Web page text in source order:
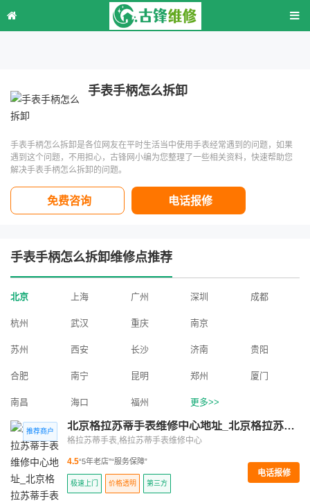
手表手柄怎么拆卸
手表手柄怎么拆卸是各位网友在平时生活当中使用手表经常遇到的问题，如果
遇到这个问题，不用担心，古锋网小编为您整理了一些相关资料，快速帮助您
解决手表手柄怎么拆卸的问题。
免费咨询 电话报修
手表手柄怎么拆卸维修点推荐
北京 上海 广州 深圳 成都
杭州 武汉 重庆 南京
苏州 西安 长沙 济南 贵阳
合肥 南宁 昆明 郑州 厦门
南昌 海口 福州 更多>>
北京格拉苏蒂手表维修中心地址_北京格拉苏蒂手表售后服务点查询
格拉苏蒂手表,格拉苏蒂手表维修中心
4.5“5年老店”“服务保障”
极速上门 价格透明 第三方
电话报修